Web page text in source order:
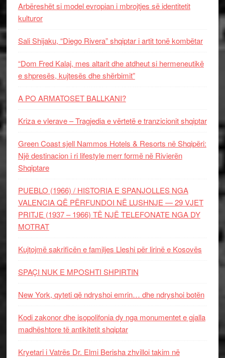
Arbëreshët si model evropian i mbrojtjes së identitetit
kulturor
Sali Shijaku, “Diego Rivera” shqiptar i artit tonë kombëtar
“Dom Fred Kalaj, mes altarit dhe atdheut si hermeneutikë
e shpresës, kujtesës dhe shërbimit”
A PO ARMATOSET BALLKANI?
Kriza e vlerave – Tragjedia e vërtetë e tranzicionit shqiptar
Green Coast sjell Nammos Hotels & Resorts në Shqipëri:
Një destinacion i ri lifestyle merr formë në Rivierën
Shqiptare
PUEBLO (1966) / HISTORIA E SPANJOLLES NGA
VALENCIA QË PËRFUNDOI NË LUSHNJE — 29 VJET
PRITJE (1937 – 1966) TË NJË TELEFONATE NGA DY
MOTRAT
Kujtojmë sakrificën e familjes Lleshi për lirinë e Kosovës
SPAÇI NUK E MPOSHTI SHPIRTIN
New York, qyteti që ndryshoi emrin… dhe ndryshoi botën
Kodi zakonor dhe isopolifonia dy nga monumentet e gjalla
madhështore të antikitetit shqiptar
Kryetari i Vatrës Dr. Elmi Berisha zhvilloi takim në